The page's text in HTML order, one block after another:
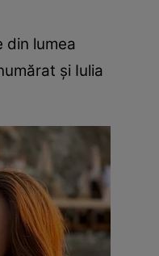
din lumea
și Iulia